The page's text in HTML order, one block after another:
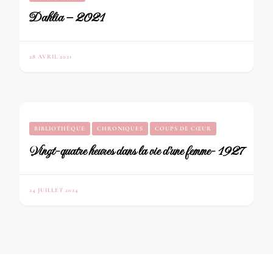
Dahlia – 2021
28 AVRIL 2021
BIBLIOTHÈQUE CHRONIQUES COUPS DE CŒUR
Vingt-quatre heures dans la vie d’une femme- 1927
24 JUILLET 2024